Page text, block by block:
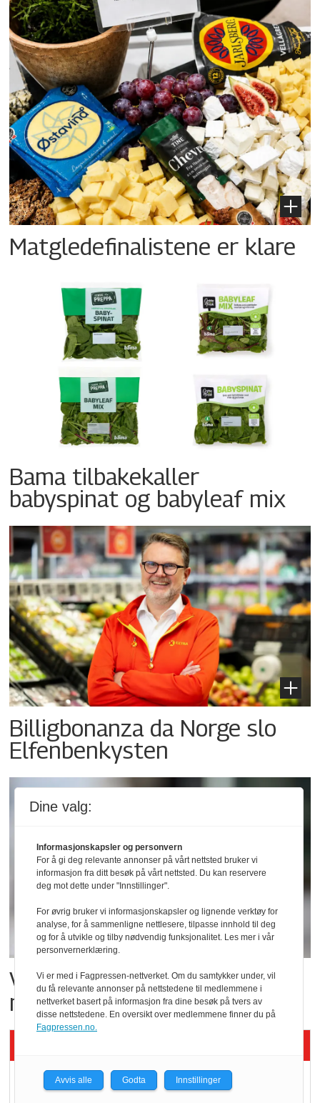
Matgledefinalistene er klare
Bama tilbakekaller
babyspinat og babyleaf mix
Billigbonanza da Norge slo
Elfenbenkysten
Vil vokse i brusmarkedet
med Dr Pepper
Mat er viktigere enn
Dine valg:
Informasjonskapsler og personvern
For å gi deg relevante annonser på vårt nettsted bruker vi
informasjon fra ditt besøk på vårt nettsted. Du kan reservere
deg mot dette under "Innstillinger".
For øvrig bruker vi informasjonskapsler og lignende verktøy for
analyse, for å sammenligne nettlesere, tilpasse innhold til deg
og for å utvikle og tilby nødvendig funksjonalitet. Les mer i vår
personvernerklæring.
Vi er med i Fagpressen-nettverket. Om du samtykker under, vil
du få relevante annonser på nettstedene til medlemmene i
nettverket basert på informasjon fra dine besøk på tvers av
disse nettstedene. En oversikt over medlemmene finner du på
Fagpressen.no.
Avvis alle Godta Innstillinger